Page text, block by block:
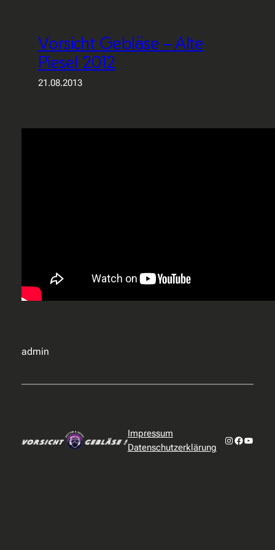
Vorsicht Gebläse – Alte
Piesel 2012
21.08.2013
admin
Impressum
Datenschutzerklärung
Instagram